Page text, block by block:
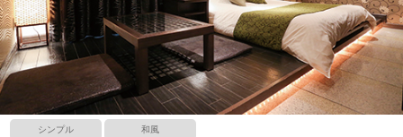
シンプル 和風